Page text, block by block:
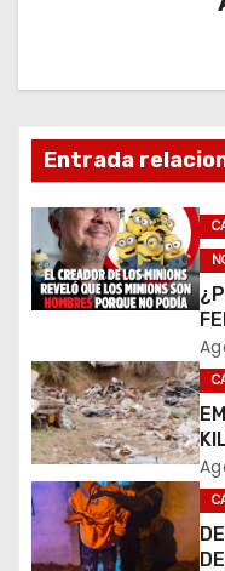
n
d
e
e
n
t
r
a
Entrada